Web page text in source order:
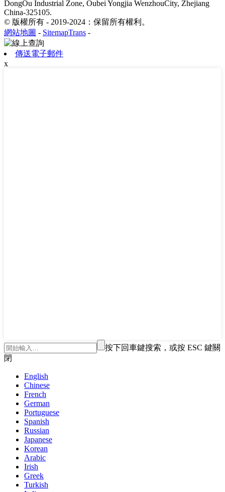
DongOu Industrial Zone, Oubei Yongjia WenzhouCity, Zhejiang
China-325105.
© 版權所有 - 2019-2024：保留所有權利。
網站地圖 - SitemapTrans -
傳送電子郵件
x
按下回車鍵搜索，或按 ESC 鍵關
閉
English
Chinese
French
German
Portuguese
Spanish
Russian
Japanese
Korean
Arabic
Irish
Greek
Turkish